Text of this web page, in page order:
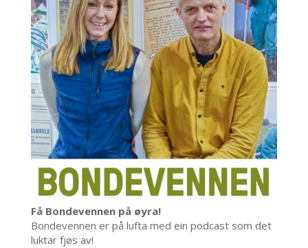
Få Bondevennen på øyra!
Bondevennen er på lufta med ein podcast som det
luktar fjøs av!